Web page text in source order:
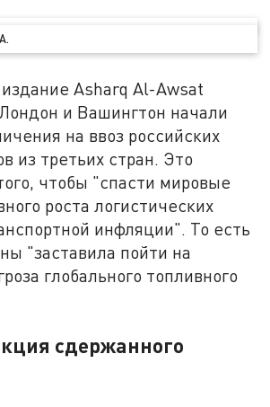
Asharq Al-Awsat
Лондон и Вашингтон начали
на ввоз российских
из третьих стран. Это
чтобы "спасти мировые
роста логистических
инфляции". То есть
"заставила пойти на
глобального топливного
сдержанного